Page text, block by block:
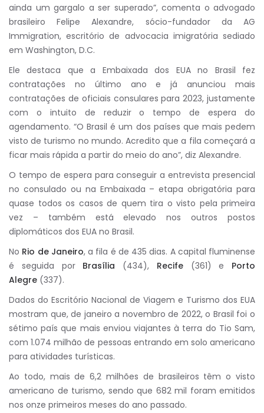
ainda um gargalo a ser superado”, comenta o advogado
brasileiro Felipe Alexandre, sócio-fundador da AG
Immigration, escritório de advocacia imigratória sediado
em Washington, D.C.
Ele destaca que a Embaixada dos EUA no Brasil fez
contratações no último ano e já anunciou mais
contratações de oficiais consulares para 2023, justamente
com o intuito de reduzir o tempo de espera do
agendamento. “O Brasil é um dos países que mais pedem
visto de turismo no mundo. Acredito que a fila começará a
ficar mais rápida a partir do meio do ano”, diz Alexandre.
O tempo de espera para conseguir a entrevista presencial
no consulado ou na Embaixada – etapa obrigatória para
quase todos os casos de quem tira o visto pela primeira
vez – também está elevado nos outros postos
diplomáticos dos EUA no Brasil.
No Rio de Janeiro, a fila é de 435 dias. A capital fluminense
é seguida por Brasília (434), Recife(361) e Porto
Alegre (337).
Dados do Escritório Nacional de Viagem e Turismo dos EUA
mostram que, de janeiro a novembro de 2022, o Brasil foi o
sétimo país que mais enviou viajantes à terra do Tio Sam,
com 1.074 milhão de pessoas entrando em solo americano
para atividades turísticas.
Ao todo, mais de 6,2 milhões de brasileiros têm o visto
americano de turismo, sendo que 682 mil foram emitidos
nos onze primeiros meses do ano passado.